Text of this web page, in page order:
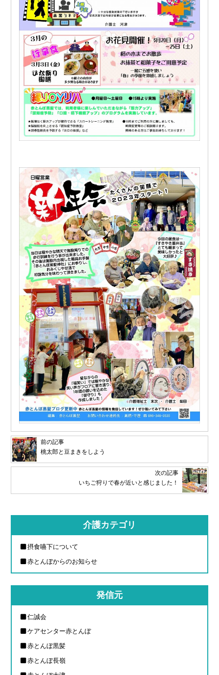
前の記事
桃太郎と豆まきをしよう
次の記事
いちご狩りで春が近いと感じました！
介護カテゴリ
摂食嚥下について
赤とんぼからのお知らせ
発信元
仁誠会
ケアセンター赤とんぼ
赤とんぼ黒髪
赤とんぼ長嶺